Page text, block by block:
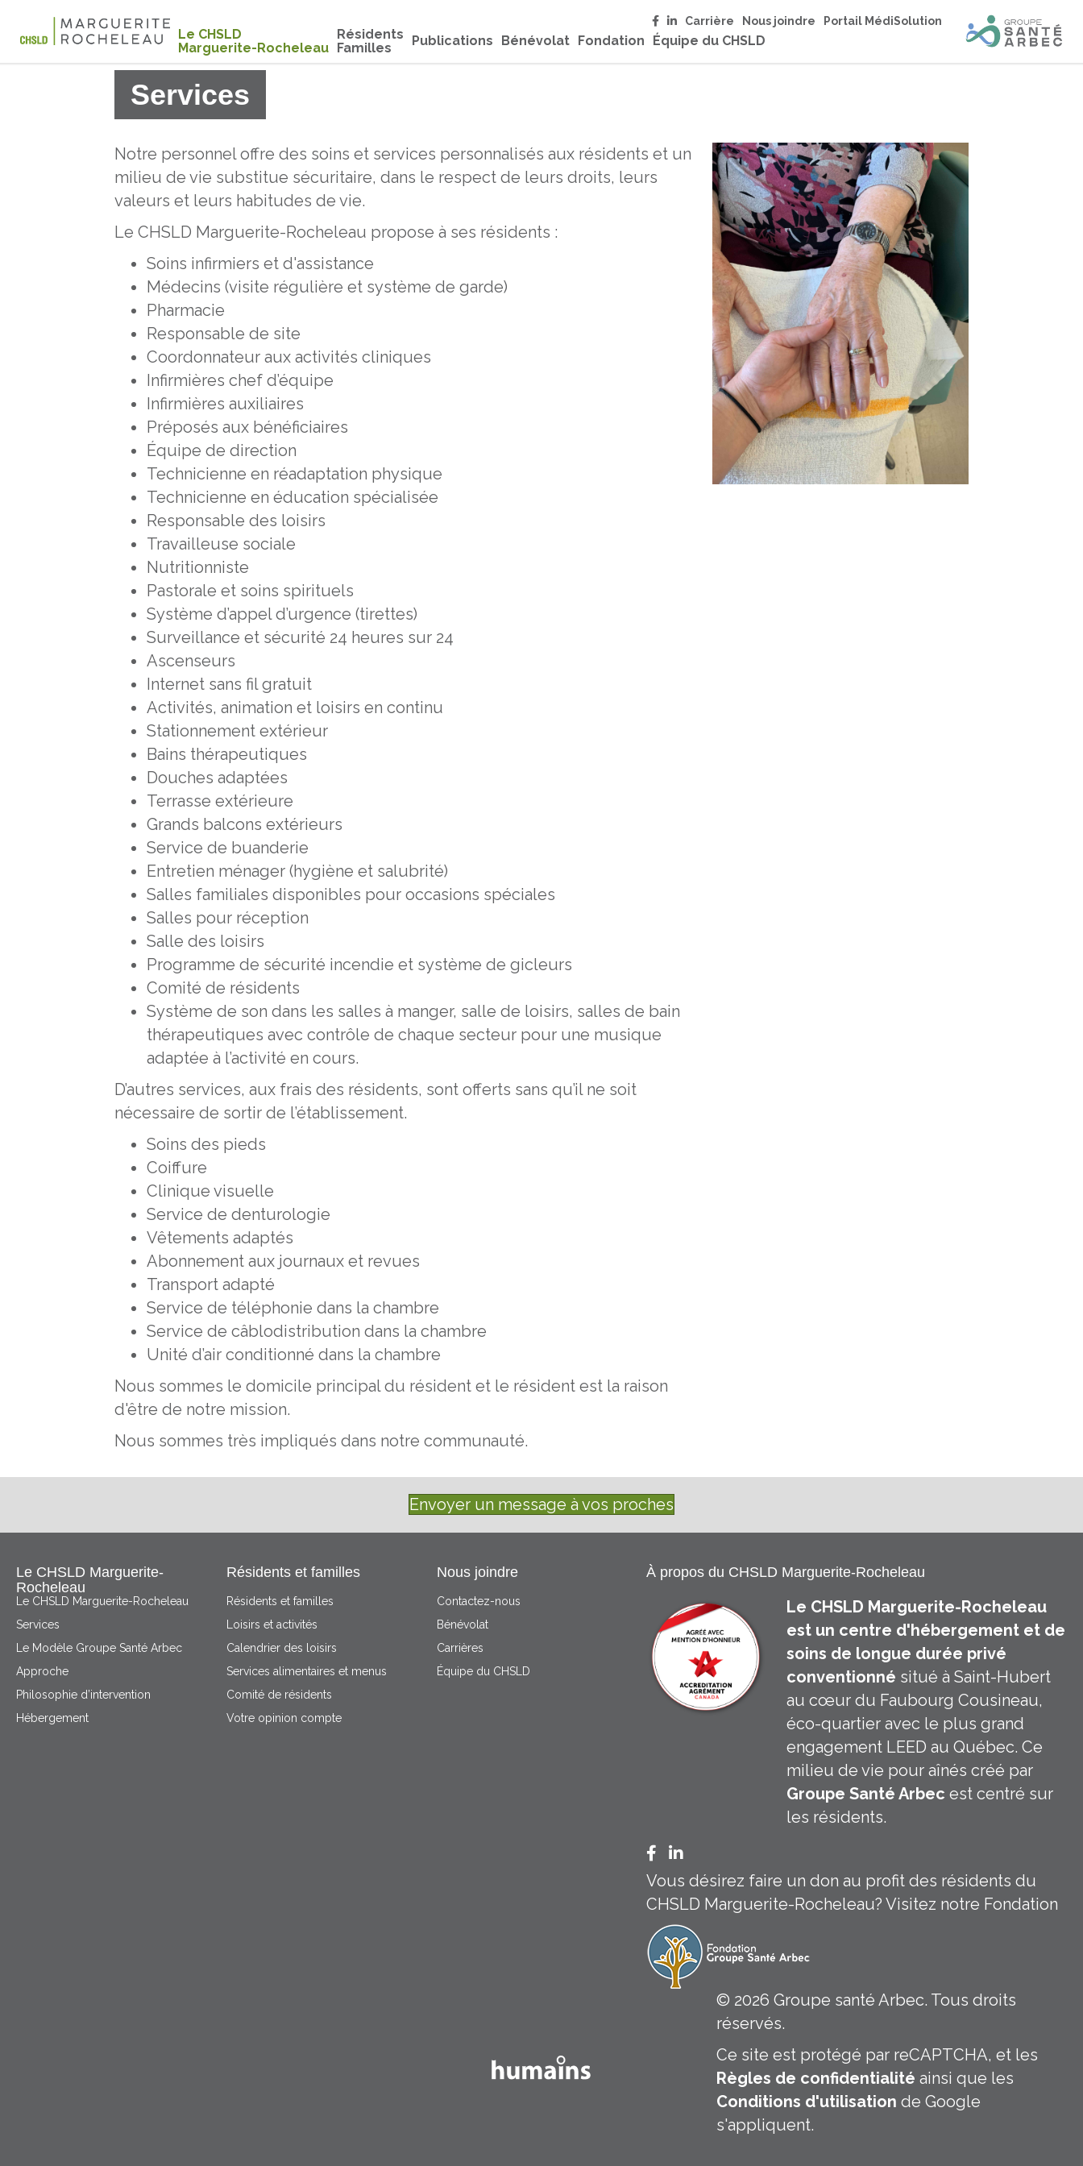
Carrière Nous joindre Portail MédiSolution
Le CHSLD
Marguerite-Rocheleau
Résidents
Familles
Publications Bénévolat Fondation Équipe du CHSLD
Services
Notre personnel offre des soins et services personnalisés aux résidents et un
milieu de vie substitue sécuritaire, dans le respect de leurs droits, leurs
valeurs et leurs habitudes de vie.
Le CHSLD Marguerite-Rocheleau propose à ses résidents :
Soins infirmiers et d'assistance
Médecins (visite régulière et système de garde)
Pharmacie
Responsable de site
Coordonnateur aux activités cliniques
Infirmières chef d’équipe
Infirmières auxiliaires
Préposés aux bénéficiaires
Équipe de direction
Technicienne en réadaptation physique
Technicienne en éducation spécialisée
Responsable des loisirs
Travailleuse sociale
Nutritionniste
Pastorale et soins spirituels
Système d’appel d’urgence (tirettes)
Surveillance et sécurité 24 heures sur 24
Ascenseurs
Internet sans fil gratuit
Activités, animation et loisirs en continu
Stationnement extérieur
Bains thérapeutiques
Douches adaptées
Terrasse extérieure
Grands balcons extérieurs
Service de buanderie
Entretien ménager (hygiène et salubrité)
Salles familiales disponibles pour occasions spéciales
Salles pour réception
Salle des loisirs
Programme de sécurité incendie et système de gicleurs
Comité de résidents
Système de son dans les salles à manger, salle de loisirs, salles de bain
thérapeutiques avec contrôle de chaque secteur pour une musique
adaptée à l’activité en cours.
D’autres services, aux frais des résidents, sont offerts sans qu’il ne soit
nécessaire de sortir de l’établissement.
Soins des pieds
Coiffure
Clinique visuelle
Service de denturologie
Vêtements adaptés
Abonnement aux journaux et revues
Transport adapté
Service de téléphonie dans la chambre
Service de câblodistribution dans la chambre
Unité d’air conditionné dans la chambre
Nous sommes le domicile principal du résident et le résident est la raison
d'être de notre mission.
Nous sommes très impliqués dans notre communauté.
Envoyer un message à vos proches
Le CHSLD Marguerite-
Rocheleau
Résidents et familles Nous joindre À propos du CHSLD Marguerite-Rocheleau
Le CHSLD Marguerite-Rocheleau
Services
Le Modèle Groupe Santé Arbec
Approche
Philosophie d’intervention
Hébergement
Résidents et familles
Loisirs et activités
Calendrier des loisirs
Services alimentaires et menus
Comité de résidents
Votre opinion compte
Contactez-nous
Bénévolat
Carrières
Équipe du CHSLD
Le CHSLD Marguerite-Rocheleau
est un centre d'hébergement et de
soins de longue durée privé
conventionné situé à Saint-Hubert
au cœur du Faubourg Cousineau,
éco-quartier avec le plus grand
engagement LEED au Québec. Ce
milieu de vie pour aînés créé par
Groupe Santé Arbec est centré sur
les résidents.
Facebook CHSLD Michèle Bohec
LinkedIn Groupe Santé Arbec
Vous désirez faire un don au profit des résidents du
CHSLD Marguerite-Rocheleau? Visitez notre Fondation
© 2026 Groupe santé Arbec. Tous droits
réservés.
Ce site est protégé par reCAPTCHA, et les
Règles de confidentialité ainsi que les
Conditions d'utilisation de Google
s'appliquent.